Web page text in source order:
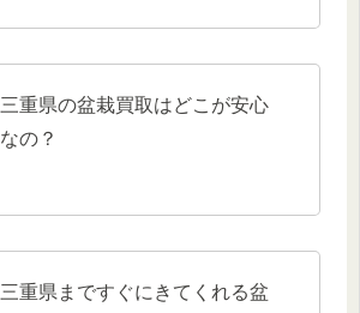
三重県の盆栽買取はどこが安心
なの？
三重県まですぐにきてくれる盆